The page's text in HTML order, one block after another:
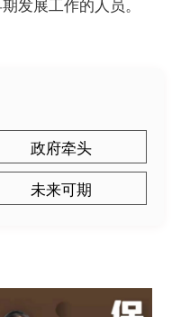
政府牵头
未来可期